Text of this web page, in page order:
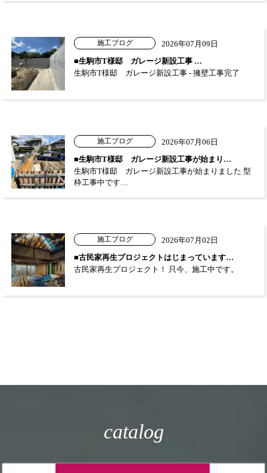
施工ブログ
2026年07月09日
■生駒市T様邸 ガレージ新設工事 …
生駒市T様邸 ガレージ新設工事 - 擁壁工事完了
施工ブログ
2026年07月06日
■生駒市T様邸 ガレージ新設工事が始まり…
生駒市T様邸 ガレージ新設工事が始まりました 型
枠工事中です…
施工ブログ
2026年07月02日
■古民家再生プロジェクトはじまっています…
古民家再生プロジェクト！ 只今、施工中です。
catalog